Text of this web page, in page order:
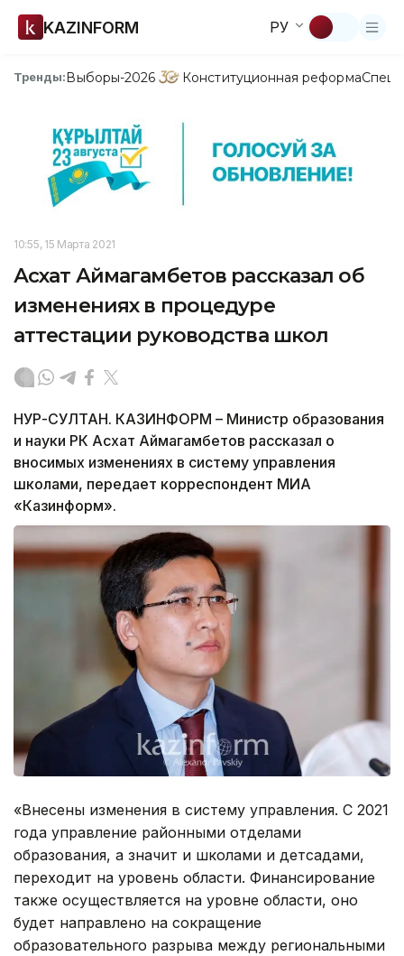
KAZINFORM РУ
Тренды:Выборы-2026 Конституционная реформа
10:55, 15 Марта 2021
Асхат Аймагамбетов рассказал об
изменениях в процедуре
аттестации руководства школ
НУР-СУЛТАН. КАЗИНФОРМ – Министр образования
и науки РК Асхат Аймагамбетов рассказал о
вносимых изменениях в систему управления
школами, передает корреспондент МИА
«Казинформ».
«Внесены изменения в систему управления. С 2021
года управление районными отделами
образования, а значит и школами и детсадами,
переходит на уровень области. Финансирование
также осуществляется на уровне области, оно
будет направлено на сокращение
образовательного разрыва между региональными